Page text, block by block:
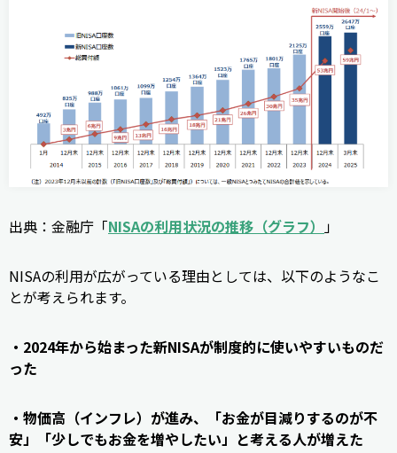
出典：金融庁「NISAの利用状況の推移（グラフ） 」
NISAの利用が広がっている理由としては、以下のようなこ
とが考えられます。
・2024年から始まった新NISAが制度的に使いやすいものだ
った
・物価高（インフレ）が進み、「お金が目減りするのが不
安」「少しでもお金を増やしたい」と考える人が増えた